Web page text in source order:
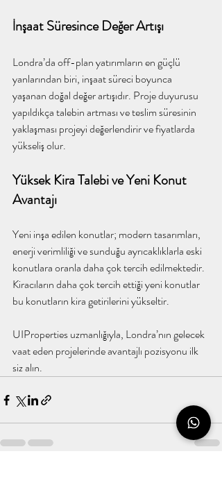
İnşaat Süresince Değer Artışı
Londra’da off-plan yatırımların en güçlü
yanlarından biri, inşaat süreci boyunca
yaşanan doğal değer artışıdır. Proje duyurusu
yapıldıkça talebin artması ve teslim süresinin
yaklaşması projeyi değerlendirir ve fiyatlarda
yükseliş olur.
Yüksek Kira Talebi ve Yeni Konut
Avantajı
Yeni inşa edilen konutlar; modern tasarımları,
enerji verimliliği ve sunduğu ayrıcaklıklarla eski
konutlara oranla daha çok tercih edilmektedir.
Kiracıların daha çok tercih ettiği yeni konutlar
bu konutların kira getirilerini yükseltir.
UIProperties uzmanlığıyla, Londra’nın gelecek
vaat eden projelerinde avantajlı pozisyonu ilk
siz alın.